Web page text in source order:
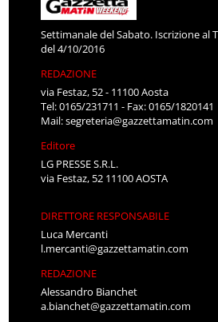
Settimanale del Sabato. Iscrizione al
del 4/10/2016
REDAZIONE
via Festaz, 52 - 11100 Aosta
Tel: 0165/231711 - Fax: 0165/1820141
Mail:segreteria@gazzettamatin.com
Editore
LG PRESSE S.R.L.
via Festaz, 52 11100 AOSTA
DIRETTORE RESPONSABILE
Luca Mercanti
l.mercanti@gazzettamatin.com
REDAZIONE
Alessandro Bianchet
a.bianchet@gazzettamatin.com